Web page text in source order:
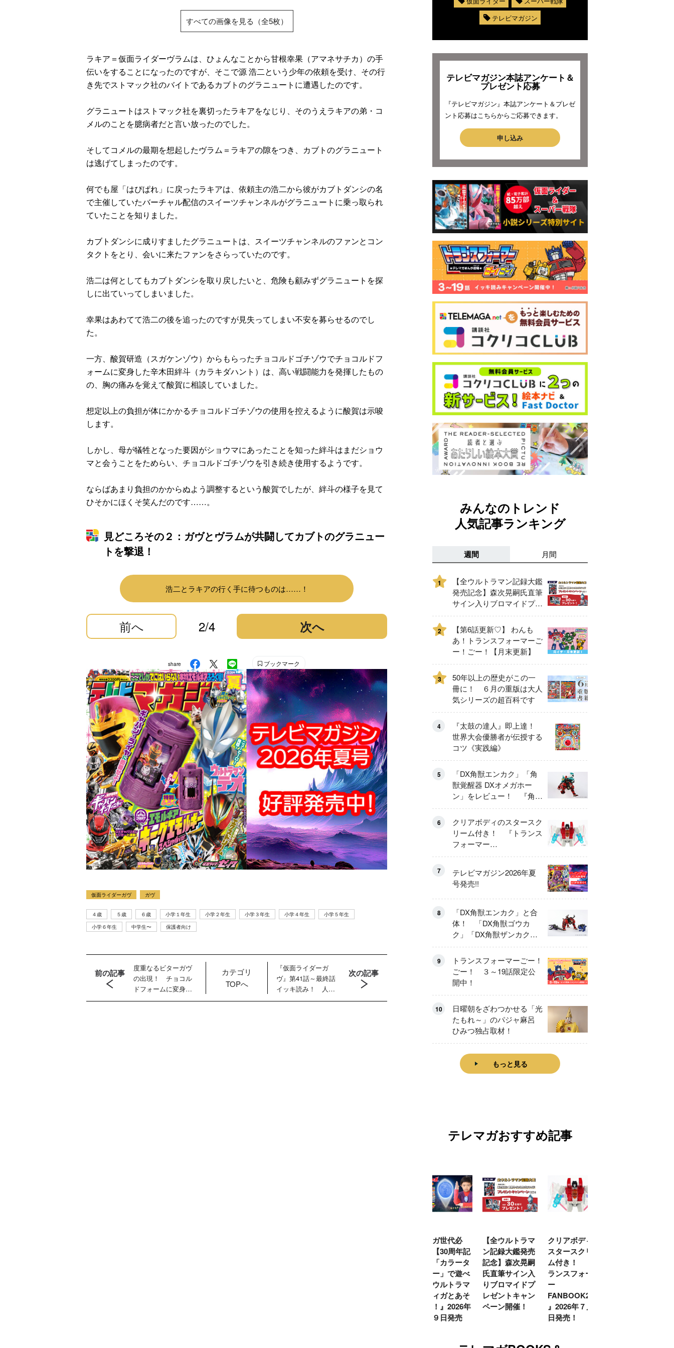
すべての画像を見る（全5枚）
ラキア＝仮面ライダーヴラムは、ひょんなことから甘根幸果（アマネサチカ）の手
伝いをすることになったのですが、そこで源 浩二という少年の依頼を受け、その行
き先でストマック社のバイトであるカブトのグラニュートに遭遇したのです。
グラニュートはストマック社を裏切ったラキアをなじり、そのうえラキアの弟・コ
メルのことを臆病者だと言い放ったのでした。
そしてコメルの最期を想起したヴラム＝ラキアの隙をつき、カブトのグラニュート
は逃げてしまったのです。
何でも屋「はぴぱれ」に戻ったラキアは、依頼主の浩二から彼がカブトダンシの名
で主催していたバーチャル配信のスイーツチャンネルがグラニュートに乗っ取られ
ていたことを知りました。
カブトダンシに成りすましたグラニュートは、スイーツチャンネルのファンとコン
タクトをとり、会いに来たファンをさらっていたのです。
浩二は何としてもカブトダンシを取り戻したいと、危険も顧みずグラニュートを探
しに出ていってしまいました。
幸果はあわてて浩二の後を追ったのですが見失ってしまい不安を募らせるのでし
た。
一方、酸賀研造（スガケンゾウ）からもらったチョコルドゴチゾウでチョコルドフ
ォームに変身した辛木田絆斗（カラキダハント）は、高い戦闘能力を発揮したもの
の、胸の痛みを覚えて酸賀に相談していました。
想定以上の負担が体にかかるチョコルドゴチゾウの使用を控えるように酸賀は示唆
します。
しかし、母が犠牲となった要因がショウマにあったことを知った絆斗はまだショウ
マと会うことをためらい、チョコルドゴチゾウを引き続き使用するようです。
ならばあまり負担のかからぬよう調整するという酸賀でしたが、絆斗の様子を見て
ひそかにほくそ笑んだのです……。
見どころその２：ガヴとヴラムが共闘してカブトのグラニュー
トを撃退！
浩二とラキアの行く手に待つものは……！
前へ 2/4 次へ
share ブックマーク
仮面ライダーガヴ ガヴ
４歳 ５歳 ６歳 小学１年生 小学２年生 小学３年生 小学４年生
小学５年生
小学６年生
中学生〜 保護者向け
前の記事
度重なるビターガヴ
の出現！ チョコル
ドフォームに変身し
た絆斗の胸の痛みと
カテゴリ
TOPへ
『仮面ライダーガ
ヴ』第41話～最終話
イッキ読み！ 人間
界牧場化計画を阻止
次の記事
テレビマガジン
テレビマガジン本誌アンケート＆
プレゼント応募
『テレビマガジン』本誌アンケート＆プレゼ
ント応募はこちらからご応募できます。
申し込み
みんなのトレンド
人気記事ランキング
週間 月間
1
【全ウルトラマン記録大鑑
発売記念】森次晃嗣氏直筆
サイン入りブロマイドプレ
ゼントキャンペーン開催！
2
【第6話更新♡】 わんも
あ！トランスフォーマーご
ー！ごー！【月末更新】
3
50年以上の歴史がこの一
冊に！ ６月の重版は大人
気シリーズの超百科です
4
『太鼓の達人』即上達！
世界大会優勝者が伝授する
コツ《実践編》
5
「DX角獣エンカク」「角
獣覚醒器 DXオメガホー
ン」をレビュー！ 『角醒
ハンター オメガホーン』
の玩具展開がスタート！
6
クリアボディのスタースク
リーム付き！ 『トランス
フォーマー
FANBOOK2026』2026年
7
テレビマガジン2026年夏
号発売!!
8
「DX角獣エンカク」と合
体！ 「DX角獣ゴウカ
ク」「DX角獣ザンカク」
をレビュー！
9
トランスフォーマーごー！
ごー！ ３～19話限定公
開中！
10
日曜朝をざわつかせる「光
たもれ～」のパジャ麻呂
ひみつ独占取材！
もっと見る
テレマガおすすめ記事
ティガ世代必
見！【30周年記
念】「カラータ
イマー」で遊べ
る『ウルトラマ
ンティガとあそ
ぼう！』2026年
７月９日発売
【全ウルトラマ
ン記録大鑑発売
記念】森次晃嗣
氏直筆サイン入
りブロマイドプ
レゼントキャン
ペーン開催！
クリアボディの
スタースクリー
ム付き！ 『ト
ランスフォーマ
ー
FANBOOK2026
』2026年７月31
日発売！